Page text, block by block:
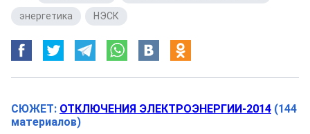
энергетика
НЭСК
СЮЖЕТ: ОТКЛЮЧЕНИЯ ЭЛЕКТРОЭНЕРГИИ-2014 (144
материалов)